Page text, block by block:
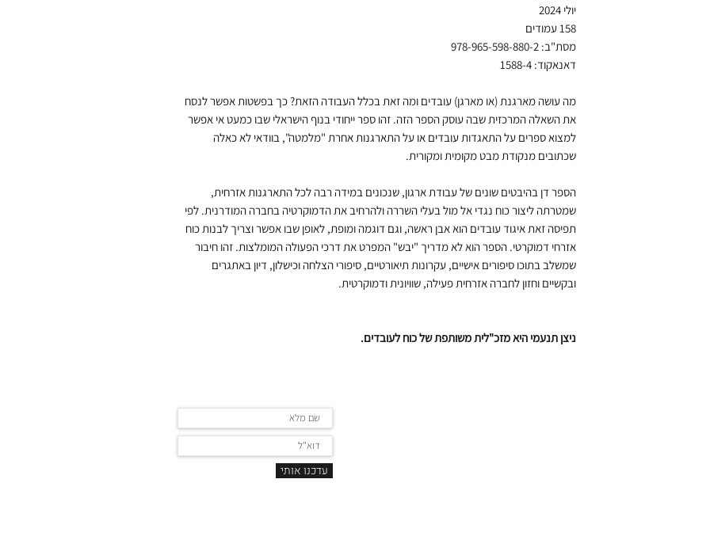
יולי 2024
158 עמודים
מסת"ב: 978-965-598-880-2
דאנאקוד: 1588-4
מה עושה מארגנת (או מארגן) עובדים ומה זאת בכלל העבודה הזאת? כך בפשטות אפשר לנסח
את השאלה המרכזית שבה עוסק הספר הזה. זהו ספר ייחודי בנוף הישראלי שבו כמעט אי אפשר
למצוא ספרים על התאגדות עובדים או על התארגנות אחרת "מלמטה", בוודאי לא כאלה
שכתובים מנקודת מבט מקומית ומקורית.
הספר דן בהיבטים שונים של עבודת ארגון, שנכונים במידה רבה לכל התארגנות אזרחית,
שמטרתה ליצור כוח נגדי אל מול בעלי השררה ולהרחיב את הדמוקרטיה בחברה המודרנית. לפי
תפיסה זאת איגוד עובדים הוא אבן ראשה, וגם דוגמה ומופת, לאופן שבו אפשר וצריך לבנות כוח
אזרחי דמוקרטי. הספר הוא לא מדריך "יבש" המפרט את דרכי הפעולה המומלצות. זהו חיבור
שמשלב בתוכו סיפורים אישיים, עקרונות תיאורטיים, סיפורי הצלחה וכישלון, דיון באתגרים
ובקשיים וחזון לחברה אזרחית פעילה, שוויונית ודמוקרטית.
ניצן תנעמי היאמזכ"לית משותפת של כוח לעובדים.
עדכנו אותי